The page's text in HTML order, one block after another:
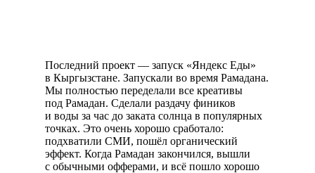
Последний проект — запуск «Яндекс Еды»
в Кыргызстане. Запускали во время Рамадана.
Мы полностью переделали все креативы
под Рамадан. Сделали раздачу фиников
и воды за час до заката солнца в популярных
точках. Это очень хорошо сработало:
подхватили СМИ, пошёл органический
эффект. Когда Рамадан закончился, вышли
с обычными офферами, и всё пошло хорошо